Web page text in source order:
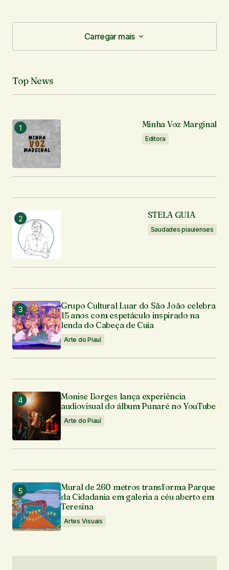
Carregar mais
Carregar mais
Top News
Minha Voz Marginal
Editora
STELA GUIA
Saudades piauienses
Grupo Cultural Luar do São João celebra
15 anos com espetáculo inspirado na
lenda do Cabeça de Cuia
Arte do Piauí
Monise Borges lança experiência
audiovisual do álbum Punaré no YouTube
Arte do Piauí
Mural de 260 metros transforma Parque
da Cidadania em galeria a céu aberto em
Teresina
Artes Visuais